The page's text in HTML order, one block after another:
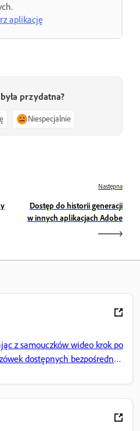
aplikację
przydatna?
Niespecjalnie
Następna
Dostęp do historii generacji
w innych aplikacjach Adobe
z samouczków wideo krok po
dostępnych bezpośrednio